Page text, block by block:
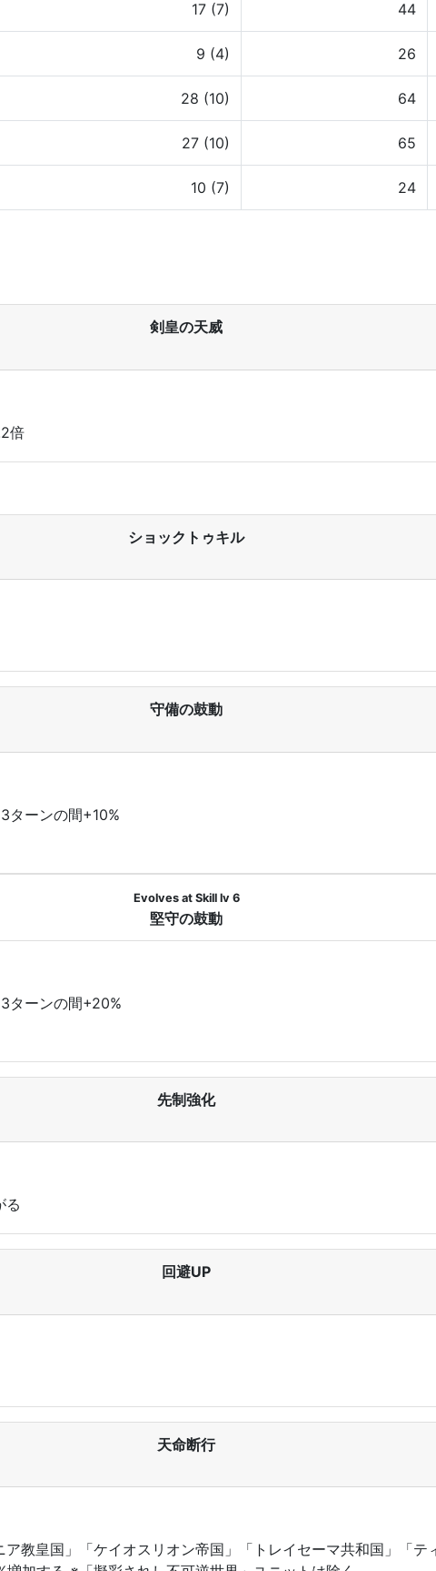
17 (7) 44
9 (4) 26
28 (10) 64
27 (10) 65
10 (7) 24
剣皇の天威
倍
ショックトゥキル
守備の鼓動
ターンの間+10%
Evolves at Skill lv 6
堅守の鼓動
ターンの間+20%
先制強化
る
回避UP
天命断行
教皇国」「ケイオスリオン帝国」「トレイセーマ共和国」「テ